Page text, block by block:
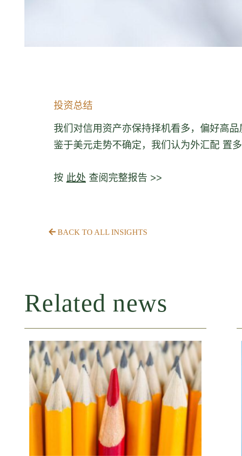
投资总结
我们对信用资产亦保持择机看多，偏好高
鉴于美元走势不确定，我们认为外汇配 置
按 此处 查阅完整报告 >>
BACK TO ALL INSIGHTS
Related news